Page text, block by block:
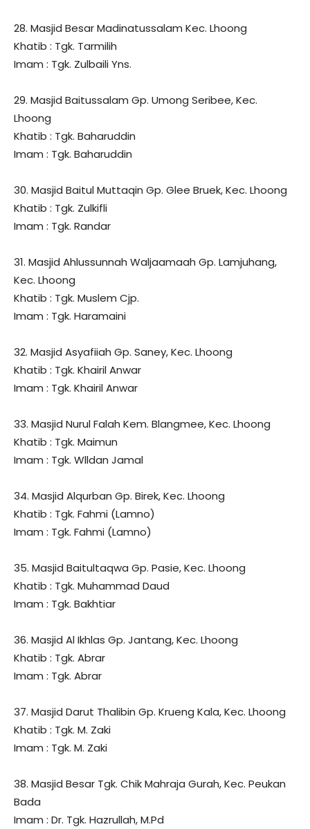
28. Masjid Besar Madinatussalam Kec. Lhoong
Khatib : Tgk. Tarmilih
Imam : Tgk. Zulbaili Yns.
29. Masjid Baitussalam Gp. Umong Seribee, Kec.
Lhoong
Khatib : Tgk. Baharuddin
Imam : Tgk. Baharuddin
30. Masjid Baitul Muttaqin Gp. Glee Bruek, Kec. Lhoong
Khatib : Tgk. Zulkifli
Imam : Tgk. Randar
31. Masjid Ahlussunnah Waljaamaah Gp. Lamjuhang,
Kec. Lhoong
Khatib : Tgk. Muslem Cjp.
Imam : Tgk. Haramaini
32. Masjid Asyafiiah Gp. Saney, Kec. Lhoong
Khatib : Tgk. Khairil Anwar
Imam : Tgk. Khairil Anwar
33. Masjid Nurul Falah Kem. Blangmee, Kec. Lhoong
Khatib : Tgk. Maimun
Imam : Tgk. Wlldan Jamal
34. Masjid Alqurban Gp. Birek, Kec. Lhoong
Khatib : Tgk. Fahmi (Lamno)
Imam : Tgk. Fahmi (Lamno)
35. Masjid Baitultaqwa Gp. Pasie, Kec. Lhoong
Khatib : Tgk. Muhammad Daud
Imam : Tgk. Bakhtiar
36. Masjid Al Ikhlas Gp. Jantang, Kec. Lhoong
Khatib : Tgk. Abrar
Imam : Tgk. Abrar
37. Masjid Darut Thalibin Gp. Krueng Kala, Kec. Lhoong
Khatib : Tgk. M. Zaki
Imam : Tgk. M. Zaki
38. Masjid Besar Tgk. Chik Mahraja Gurah, Kec. Peukan
Bada
Imam : Dr. Tgk. Hazrullah, M.Pd